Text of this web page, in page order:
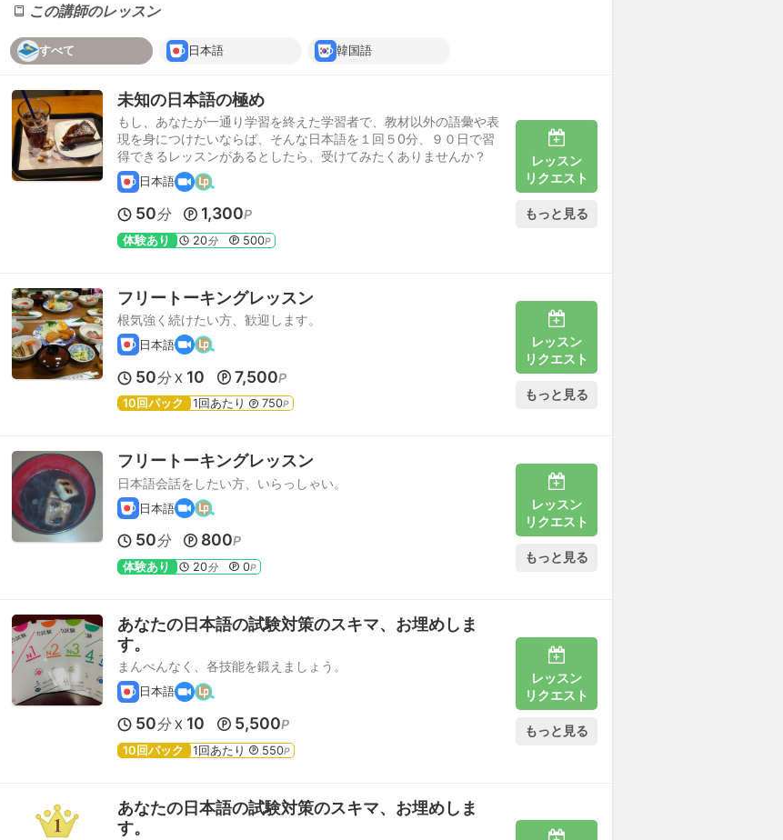
この講師のレッスン
すべて 日本語 韓国語
未知の日本語の極め
もし、あなたが一通り学習を終えた学習者で、教材以外の語彙や表
現を身につけたいならば、そんな日本語を１回５0分、９０日で習
得できるレッスンがあるとしたら、受けてみたくありませんか？
日本語
50分 1,300P
体験あり 20分 500P
レッスン
リクエスト
もっと見る
フリートーキングレッスン
根気強く続けたい方、歓迎します。
日本語
50分 X 10 7,500P
10回パック 1回あたり 750P
レッスン
リクエスト
もっと見る
フリートーキングレッスン
日本語会話をしたい方、いらっしゃい。
日本語
50分 800P
体験あり 20分 0P
レッスン
リクエスト
もっと見る
あなたの日本語の試験対策のスキマ、お埋めしま
す。
まんべんなく、各技能を鍛えましょう。
日本語
50分 X 10 5,500P
10回パック 1回あたり 550P
レッスン
リクエスト
もっと見る
あなたの日本語の試験対策のスキマ、お埋めしま
す。